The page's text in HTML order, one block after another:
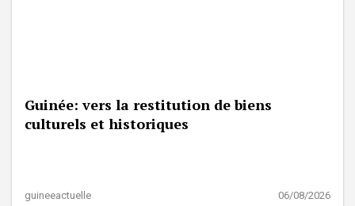
Guinée: vers la restitution de biens
culturels et historiques
guineeactuelle 06/08/2026